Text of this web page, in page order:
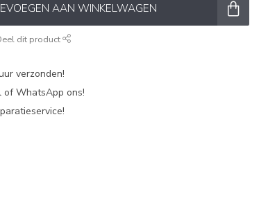
AAN WINKELWAGEN
dit product
verzonden!
of WhatsApp ons!